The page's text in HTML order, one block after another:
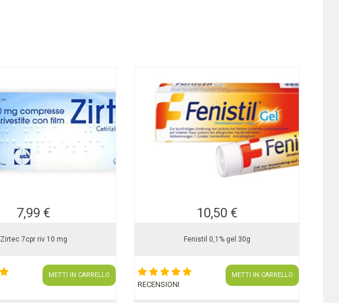
7,99 €
Zirtec 7cpr riv 10 mg
METTI IN CARRELLO
10,50 €
Fenistil 0,1% gel 30g
RECENSIONI
METTI IN CARRELLO